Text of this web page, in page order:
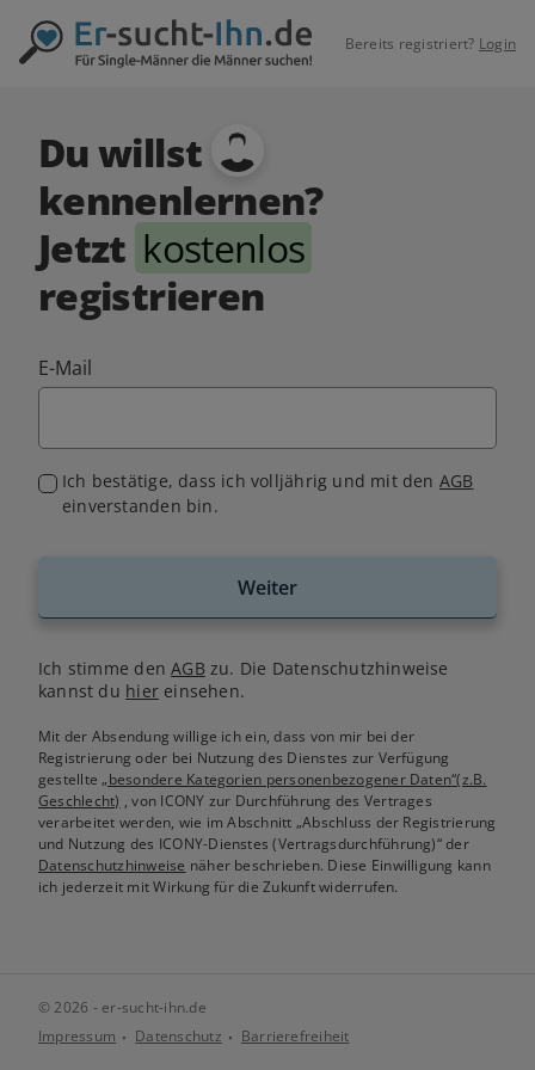
Bereits registriert? Login
Du willst
kennenlernen?
Jetzt kostenlos
registrieren
E-Mail
Ich bestätige, dass ich volljährig und mit den AGB
einverstanden bin.
Weiter
Ich stimme denAGB zu. Die Datenschutzhinweise
kannst du hiereinsehen.
Mit der Absendung willige ich ein, dass von mir bei der
Registrierung oder bei Nutzung des Dienstes zur Verfügung
gestellte„besondere Kategorien personenbezogener Daten“(z.B.
Geschlecht) , von ICONY zur Durchführung des Vertrages
verarbeitet werden, wie im Abschnitt „Abschluss der Registrierung
und Nutzung des ICONY-Dienstes (Vertragsdurchführung)“ der
Datenschutzhinweise näher beschrieben. Diese Einwilligung kann
ich jederzeit mit Wirkung für die Zukunft widerrufen.
© 2026 - er-sucht-ihn.de
Impressum
Datenschutz Barrierefreiheit